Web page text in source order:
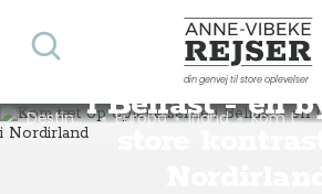
Anne-Vibeke
din genvej til store oplevelser
SøgKom tæt op
i Belfast - en
Destinationer Europa Irland Kom tæt op oplevelserne i Belfast - en by med store kontraster i Nordirland